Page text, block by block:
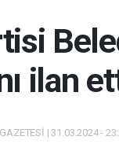
ilan
| 31.03.2024 -